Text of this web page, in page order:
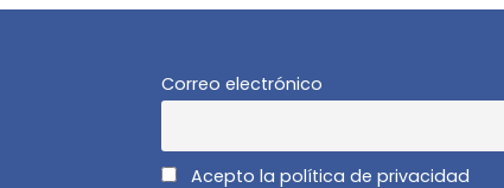
Correo electrónico
Acepto la política de privacidad